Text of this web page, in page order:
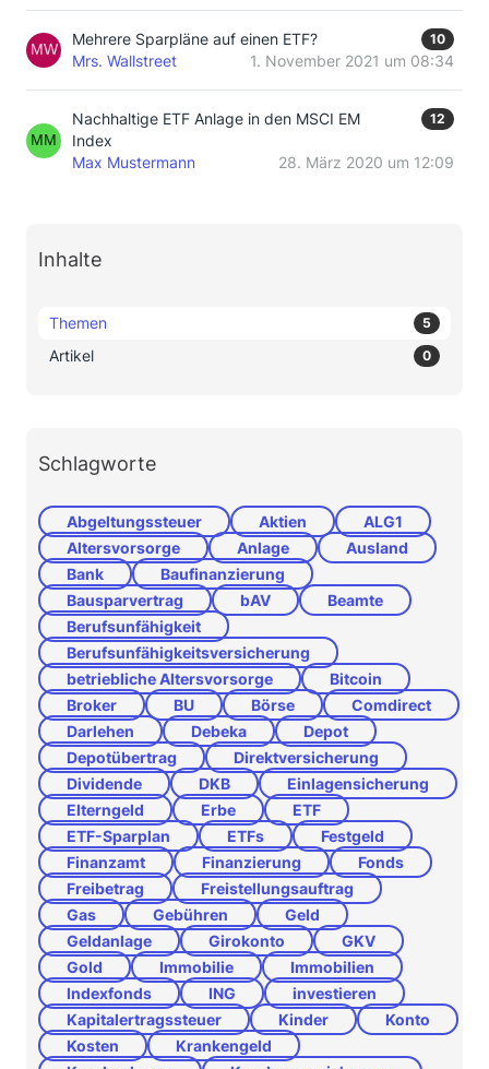
Mehrere Sparpläne auf einen ETF? 10
Mrs. Wallstreet 1. November 2021 um 08:34
Nachhaltige ETF Anlage in den MSCI EM
Index
12
Max Mustermann 28. März 2020 um 12:09
Inhalte
Themen 5
Artikel 0
Schlagworte
Abgeltungssteuer Aktien
ALG1
Altersvorsorge
Anlage
Ausland
Bank
Baufinanzierung
Bausparvertrag
bAV
Beamte
Berufsunfähigkeit
Berufsunfähigkeitsversicherung
betriebliche Altersvorsorge
Bitcoin
Broker
BU Börse
Comdirect
Darlehen
Debeka
Depot
Depotübertrag
Direktversicherung
Dividende
DKB
Einlagensicherung
Elterngeld
Erbe
ETF
ETF-Sparplan
ETFs
Festgeld
Finanzamt
Finanzierung
Fonds
Freibetrag
Freistellungsauftrag
Gas
Gebühren
Geld
Geldanlage
Girokonto
GKV
Gold
Immobilie
Immobilien
Indexfonds
ING
investieren
Kapitalertragssteuer
Kinder
Konto
Kosten
Krankengeld